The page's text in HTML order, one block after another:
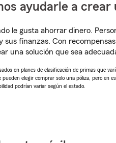
ayudarle a crear
le gusta ahorrar dinero.
sus finanzas. Con
una solución que sea
en planes de clasificación de primas que
elegir comprar solo una póliza, pero en
podrían variar según el estado.